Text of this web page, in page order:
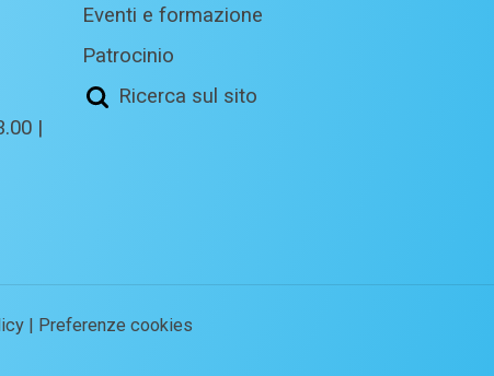
|
Eventi e formazione
Patrocinio
Ricerca sul sito
| Preferenze cookies